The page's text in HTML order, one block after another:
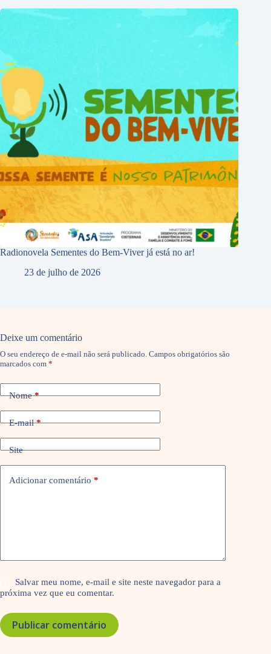
Radionovela Sementes do Bem-Viver já está no ar!
23 de julho de 2026
Deixe um comentário
O seu endereço de e-mail não será publicado. Campos obrigatórios são
marcados com *
Nome*
E-mail*
Site
Adicionar comentário *
Salvar meu nome, e-mail e site neste navegador para a
próxima vez que eu comentar.
Publicar comentário